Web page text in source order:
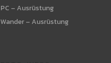
PC – Ausrüstung
Wander – Ausrüstung